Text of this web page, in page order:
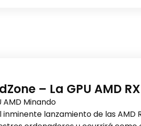
– La GPU AMD
inminente lanzamiento de las